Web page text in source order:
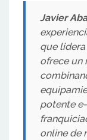
Javier
que
ofrece un
potente
online de